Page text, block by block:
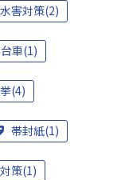
水害対策(2)
車(1)
(4)
帯封紙(1)
策(1)